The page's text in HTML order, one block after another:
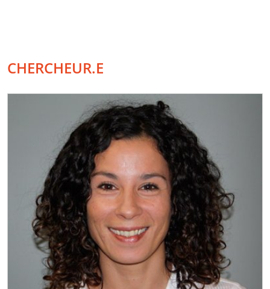
CHERCHEUR.E